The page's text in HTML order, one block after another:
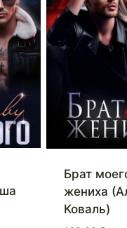
Брат
жениха
Коваль)